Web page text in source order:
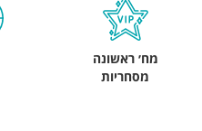
מח׳ ראשונה
מסחריות